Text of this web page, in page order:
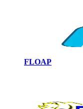
FLOAP